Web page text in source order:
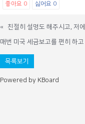
좋아요 0 싫어요 0
« 친절히 설명도 해주시고, 저
매번 미국 세금보고를 편히 하
목록보기
Powered by KBoard